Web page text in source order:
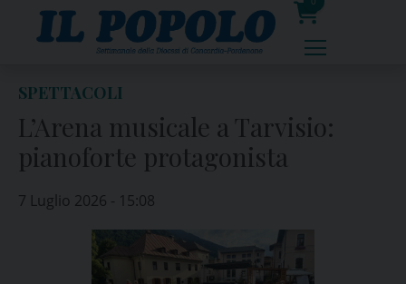
0
prodotti
SPETTACOLI
L’Arena musicale a Tarvisio:
pianoforte protagonista
7 Luglio 2026 - 15:08